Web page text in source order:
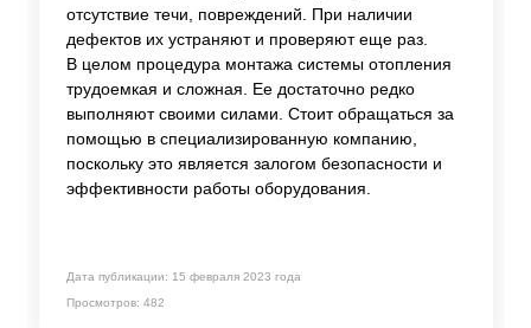
отсутствие течи, повреждений. При наличии
дефектов их устраняют и проверяют еще раз.
В целом процедура монтажа системы отопления
трудоемкая и сложная. Ее достаточно редко
выполняют своими силами. Стоит обращаться за
помощью в специализированную компанию,
поскольку это является залогом безопасности и
эффективности работы оборудования.
Дата публикации: 15 февраля 2023 года
Просмотров: 482